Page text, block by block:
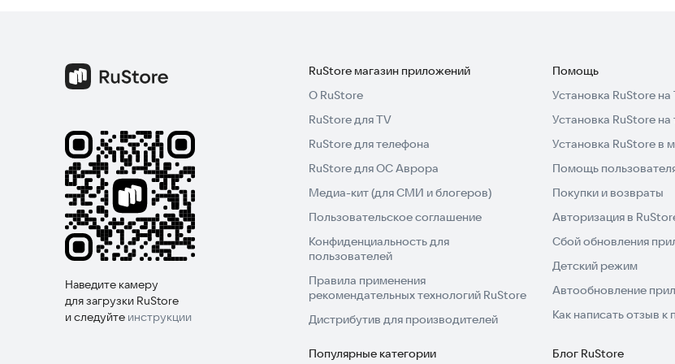
начните путь к свободному владению языком. Попробуйте его уже сегодня.
Наведите камеру
для загрузки RuStore
и следуйте инструкции
RuStore магазин приложений
О RuStore
RuStore для TV
RuStore для телефона
RuStore для ОС Аврора
Медиа-кит (для СМИ и блогеров)
Пользовательское соглашение
Конфиденциальность для
пользователей
Правила применения
рекомендательных технологий RuStore
Дистрибутив для производителей
Помощь
Установка RuStore на
Установка RuStore на
Установка RuStore в
Помощь
Покупки и возвраты
Авторизация в
Сбой обновления
Детский режим
Автообновление
Как написать отзыв
Популярные категории Блог RuStore